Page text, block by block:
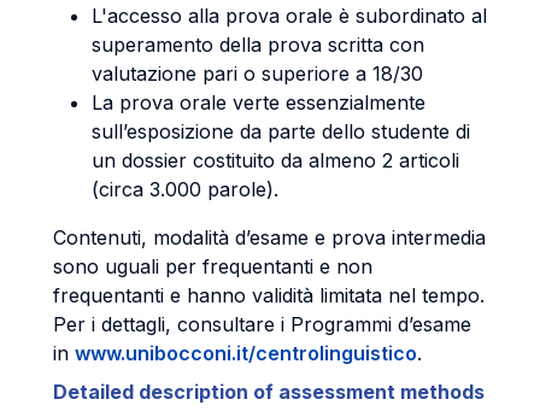
L'accesso alla prova orale è subordinato al
superamento della prova scritta con
valutazione pari o superiore a 18/30
La prova orale verte essenzialmente
sull’esposizione da parte dello studente di
un dossier costituito da almeno 2 articoli
(circa 3.000 parole).
Contenuti, modalità d’esame e prova intermedia
sono uguali per frequentanti e non
frequentanti e hanno validità limitata nel tempo.
Per i dettagli, consultare i Programmi d’esame
in www.unibocconi.it/centrolinguistico.
Detailed description of assessment methods